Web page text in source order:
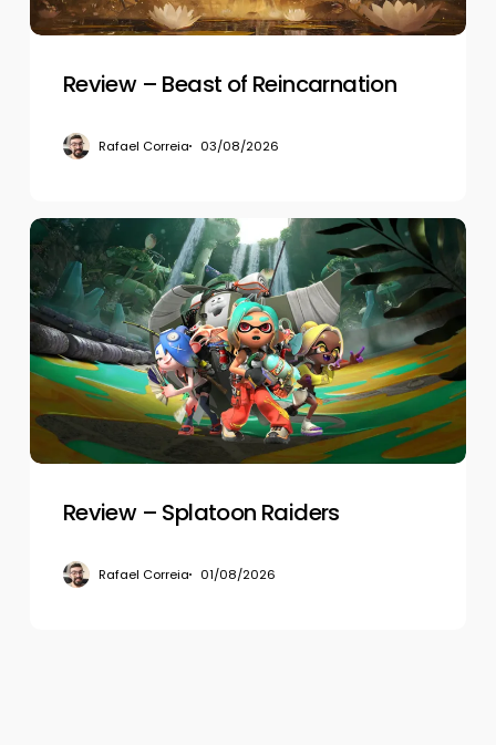
Review – Beast of Reincarnation
Rafael Correia 03/08/2026
Review
–
Splatoon
Raiders
Review – Splatoon Raiders
Rafael Correia 01/08/2026